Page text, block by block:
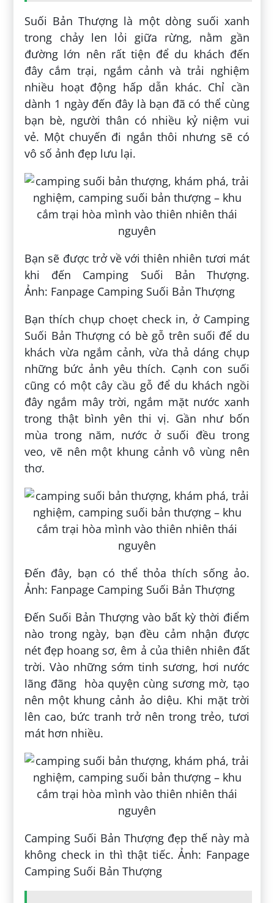
Suối Bản Thượng là một dòng suối xanh
trong chảy len lỏi giữa rừng, nằm gần
đường lớn nên rất tiện để du khách đến
đây cắm trại, ngắm cảnh và trải nghiệm
nhiều hoạt động hấp dẫn khác. Chỉ cần
dành 1 ngày đến đây là bạn đã có thể cùng
bạn bè, người thân có nhiều kỷ niệm vui
vẻ. Một chuyến đi ngắn thôi nhưng sẽ có
vô số ảnh đẹp lưu lại.
Bạn sẽ được trở về với thiên nhiên tươi mát
khi đến Camping Suối Bản Thượng.
Ảnh: Fanpage Camping Suối Bản Thượng
Bạn thích chụp choẹt check in, ở Camping
Suối Bản Thượng có bè gỗ trên suối để du
khách vừa ngắm cảnh, vừa thả dáng chụp
những bức ảnh yêu thích. Cạnh con suối
cũng có một cây cầu gỗ để du khách ngồi
đây ngắm mây trời, ngắm mặt nước xanh
trong thật bình yên thi vị. Gần như bốn
mùa trong năm, nước ở suối đều trong
veo, vẽ nên một khung cảnh vô vùng nên
thơ.
Đến đây, bạn có thể thỏa thích sống ảo.
Ảnh: Fanpage Camping Suối Bản Thượng
Đến Suối Bản Thượng vào bất kỳ thời điểm
nào trong ngày, bạn đều cảm nhận được
nét đẹp hoang sơ, êm ả của thiên nhiên đất
trời. Vào những sớm tinh sương, hơi nước
lãng đãng hòa quyện cùng sương mờ, tạo
nên một khung cảnh ảo diệu. Khi mặt trời
lên cao, bức tranh trở nên trong trẻo, tươi
mát hơn nhiều.
Camping Suối Bản Thượng đẹp thế này mà
không check in thì thật tiếc. Ảnh: Fanpage
Camping Suối Bản Thượng